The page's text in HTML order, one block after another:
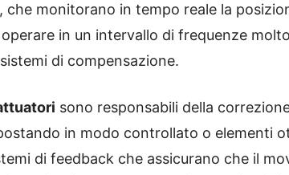
monitorano in tempo reale la
in un intervallo di frequenze
di compensazione.
sono responsabili della
in modo controllato o elementi
di feedback che assicurano che il